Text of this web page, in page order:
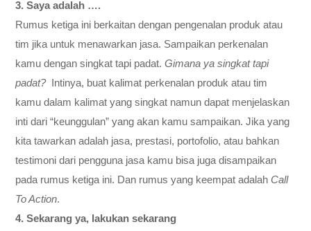
3. Saya adalah ….
Rumus ketiga ini berkaitan dengan pengenalan produk atau
tim jika untuk menawarkan jasa. Sampaikan perkenalan
kamu dengan singkat tapi padat.Gimana ya singkat tapi
padat? Intinya, buat kalimat perkenalan produk atau tim
kamu dalam kalimat yang singkat namun dapat menjelaskan
inti dari “keunggulan” yang akan kamu sampaikan. Jika yang
kita tawarkan adalah jasa, prestasi, portofolio, atau bahkan
testimoni dari pengguna jasa kamu bisa juga disampaikan
pada rumus ketiga ini. Dan rumus yang keempat adalah Call
To Action.
4. Sekarang ya, lakukan sekarang